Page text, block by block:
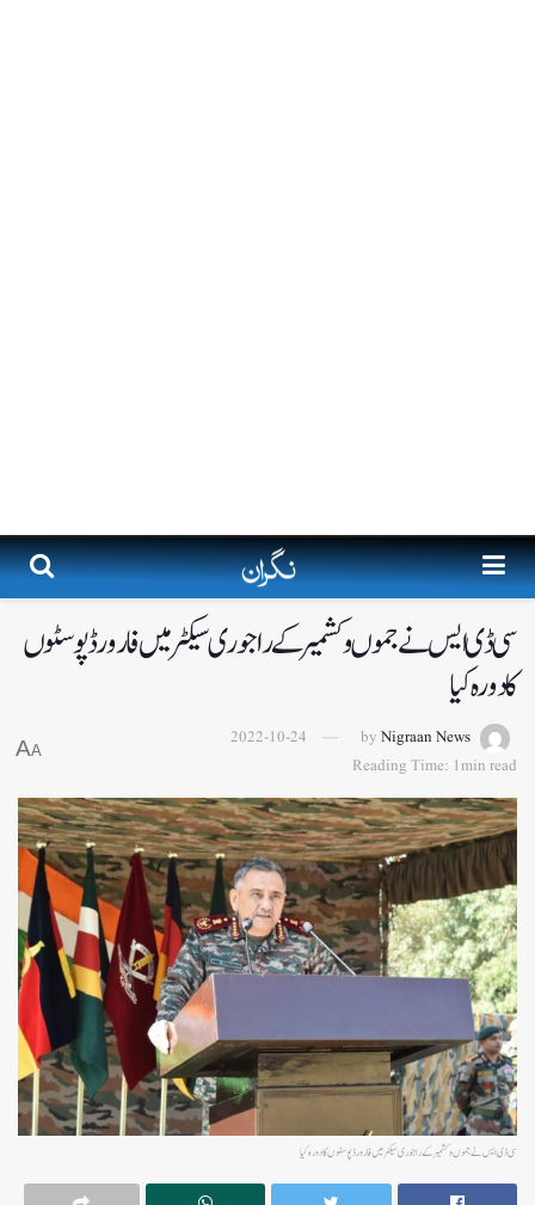
سی ڈی ایس نے جموں و کشمیر کے راجوری سیکٹر میں فارورڈ پوسٹوں
کا دورہ کیا
by Nigraan News
2022-10-24
Reading Time: 1min read
A
A
سی ڈی ایس نے جموں و کشمیر کے راجوری سیکٹر میں فارورڈ پوسٹوں کا دورہ کیا